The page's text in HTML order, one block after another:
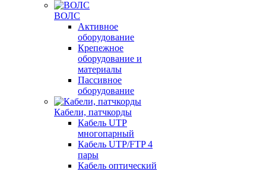
ВОЛС
Активное
оборудование
Крепежное
оборудование и
материалы
Пассивное
оборудование
Кабели, патчкорды
Кабель UTP
многопарный
Кабель UTP/FTP 4
пары
Кабель оптический